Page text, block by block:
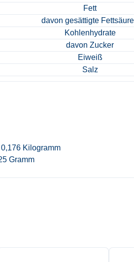
Fett
davon gesättigte
Kohlenhydrate
davon Zucker
Eiweiß
Salz
Kilogramm
Gramm